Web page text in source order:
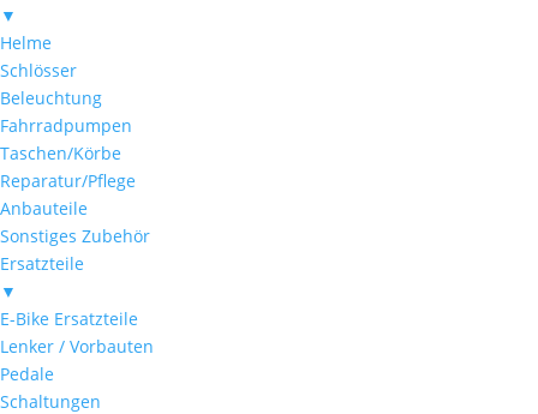
▼
Helme
Schlösser
Beleuchtung
Fahrradpumpen
Taschen/Körbe
Reparatur/Pflege
Anbauteile
Sonstiges Zubehör
Ersatzteile
▼
E-Bike Ersatzteile
Lenker / Vorbauten
Pedale
Schaltungen